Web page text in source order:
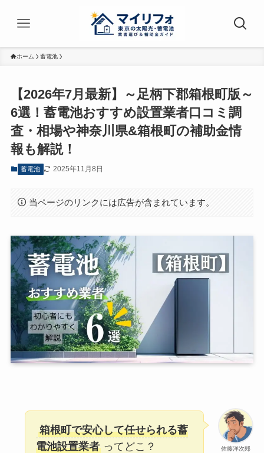
ホーム 蓄電池
【2026年7月最新】～足柄下郡箱根町版～
6選！蓄電池おすすめ設置業者口コミ調
査・相場や神奈川県&箱根町の補助金情
報も解説！
蓄電池 2025年11月8日
当ページのリンクには広告が含まれています。
佐藤洋次郎
箱根町で安心して任せられる蓄
電池設置業者 ってどこ？